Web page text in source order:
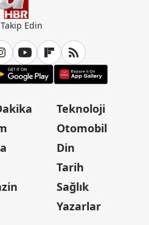
Edin
Teknoloji
Otomobil
Din
Tarih
Sağlık
Yazarlar